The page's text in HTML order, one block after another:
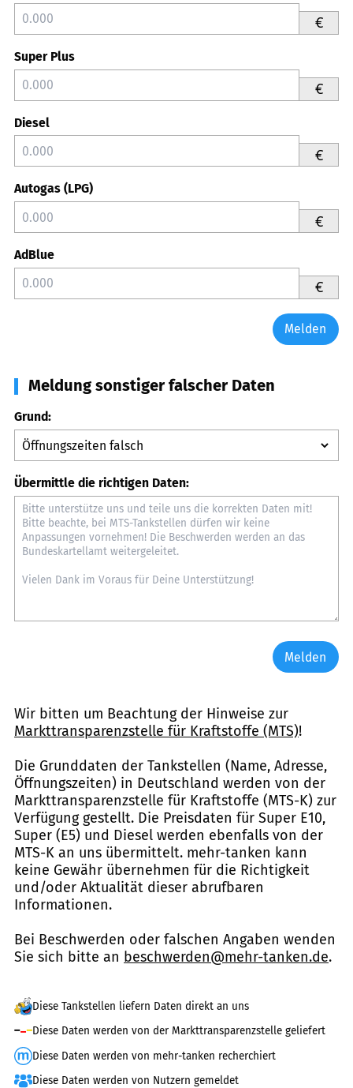
€
Super Plus
€
Diesel
€
Autogas (LPG)
€
AdBlue
€
Melden
Meldung sonstiger falscher Daten
Grund:
Übermittle die richtigen Daten:
Melden
Wir bitten um Beachtung der Hinweise zur
Markttransparenzstelle für Kraftstoffe (MTS)!
Die Grunddaten der Tankstellen (Name, Adresse,
Öffnungszeiten) in Deutschland werden von der
Markttransparenzstelle für Kraftstoffe (MTS-K) zur
Verfügung gestellt. Die Preisdaten für Super E10,
Super (E5) und Diesel werden ebenfalls von der
MTS-K an uns übermittelt. mehr-tanken kann
keine Gewähr übernehmen für die Richtigkeit
und/oder Aktualität dieser abrufbaren
Informationen.
Bei Beschwerden oder falschen Angaben wenden
Sie sich bitte an beschwerden@mehr-tanken.de.
Diese Tankstellen liefern Daten direkt an uns
Diese Daten werden von der Markttransparenzstelle geliefert
Diese Daten werden von mehr-tanken recherchiert
Diese Daten werden von Nutzern gemeldet